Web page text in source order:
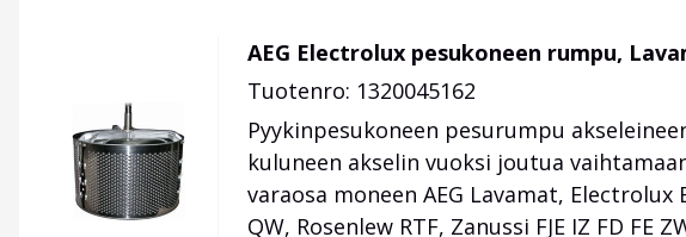
AEG Electrolux pesukoneen rumpu,
Tuotenro: 1320045162
Pyykinpesukoneen pesurumpu
kuluneen akselin vuoksi joutua
varaosa moneen AEG Lavamat, Electrolux
QW, Rosenlew RTF, Zanussi FJE IZ FD FE